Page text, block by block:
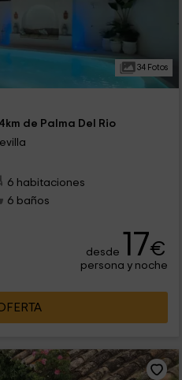
34 Fotos
de Palma Del Rio
6 habitaciones
6 baños
desde 17€
persona y noche